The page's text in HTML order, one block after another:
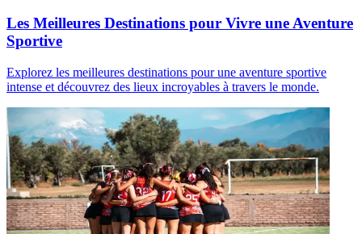
Les Meilleures Destinations pour Vivre une Aventure
Sportive
Explorez les meilleures destinations pour une aventure sportive
intense et découvrez des lieux incroyables à travers le monde.